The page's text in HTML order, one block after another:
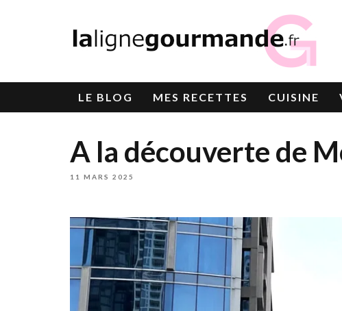
LE BLOG MES RECETTES CUISINE
A la découverte de
11 MARS 2025